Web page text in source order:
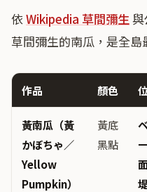
依 Wikipedia 草間彌生
草間彌生的南瓜，是全島
作品 顏色
黃南瓜（黃
かぼちゃ／
Yellow
Pumpkin）
黃底
黑點